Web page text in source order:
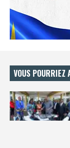
VOUS